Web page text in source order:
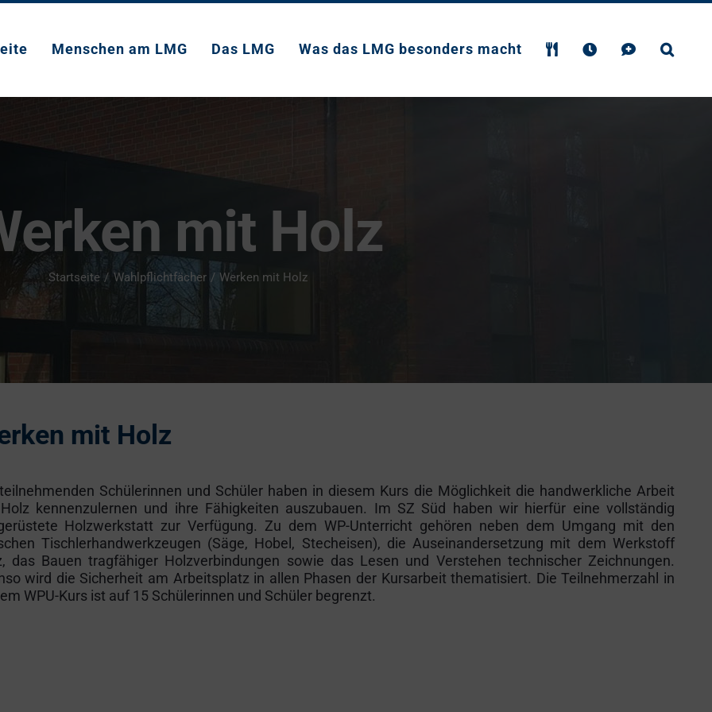
Menschen am LMG Das LMG Was das LMG besonders macht
mit Holz
Startseite Wahlpflichtfächer Werken mit Holz
mit Holz
Schülerinnen und Schüler haben in diesem Kurs die Möglichkeit die handwerkliche Arbeit
kennenzulernen und ihre Fähigkeiten auszubauen. Im SZ Süd haben wir hierfür eine vollständig
Holzwerkstatt zur Verfügung. Zu dem WP-Unterricht gehören neben dem Umgang mit den
Tischlerhandwerkzeugen (Säge, Hobel, Stecheisen), die Auseinandersetzung mit dem Werkstoff
das Bauen tragfähiger Holzverbindungen sowie das Lesen und Verstehen technischer Zeichnungen.
wird die Sicherheit am Arbeitsplatz in allen Phasen der Kursarbeit thematisiert. Die Teilnehmerzahl in
WPU-Kurs ist auf 15 Schülerinnen und Schüler begrenzt.